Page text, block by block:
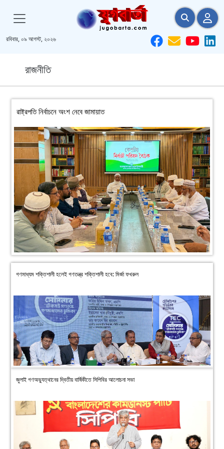
রবিবার, ০৯ আগস্ট, ২০২৬
রাজনীতি
রাষ্ট্রপতি নির্বাচনে অংশ নেবে জামায়াত
গণমাধ্যম শক্তিশালী হলেই গণতন্ত্র শক্তিশালী হবে: মির্জা ফখরুল
জুলাই গণঅভ্যুত্থানের দ্বিতীয় বার্ষিকীতে সিপিবির আলোচনা সভা